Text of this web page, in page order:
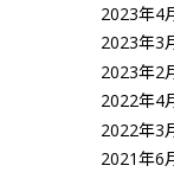
2023年4
2023年3
2023年2
2022年4
2022年3
2021年6